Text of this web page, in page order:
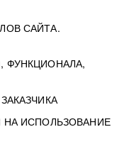
САЙТА.
ФУНКЦИОНАЛА,
НА ИСПОЛЬЗОВАНИЕ